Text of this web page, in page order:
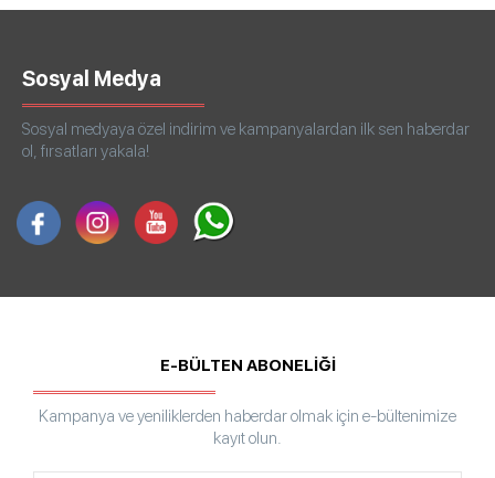
Sosyal Medya
Sosyal medyaya özel indirim ve kampanyalardan ilk sen haberdar
ol, fırsatları yakala!
E-BÜLTEN ABONELİĞİ
Kampanya ve yeniliklerden haberdar olmak için e-bültenimize
kayıt olun.